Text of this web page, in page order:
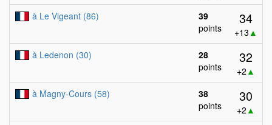
à Le Vigeant (86)
39
points
34
+13 ▲
à Ledenon (30)
28
points
32
+2 ▲
à Magny-Cours (58)
38
points
30
+2 ▲